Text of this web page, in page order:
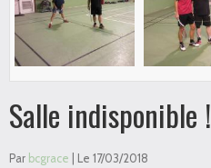
Salle indisponible !
Par bcgrace | Le 17/03/2018